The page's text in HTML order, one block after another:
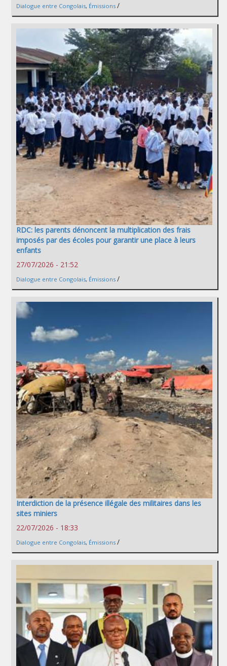
Dialogue entre Congolais, Émissions /
RDC: les parents dénoncent la multiplication des frais
imposés par des écoles pour garantir une place à leurs
enfants
27/07/2026 - 21:52
Dialogue entre Congolais, Émissions /
Interdiction de la présence illégale des militaires dans les
sites miniers
22/07/2026 - 18:33
Dialogue entre Congolais, Émissions /